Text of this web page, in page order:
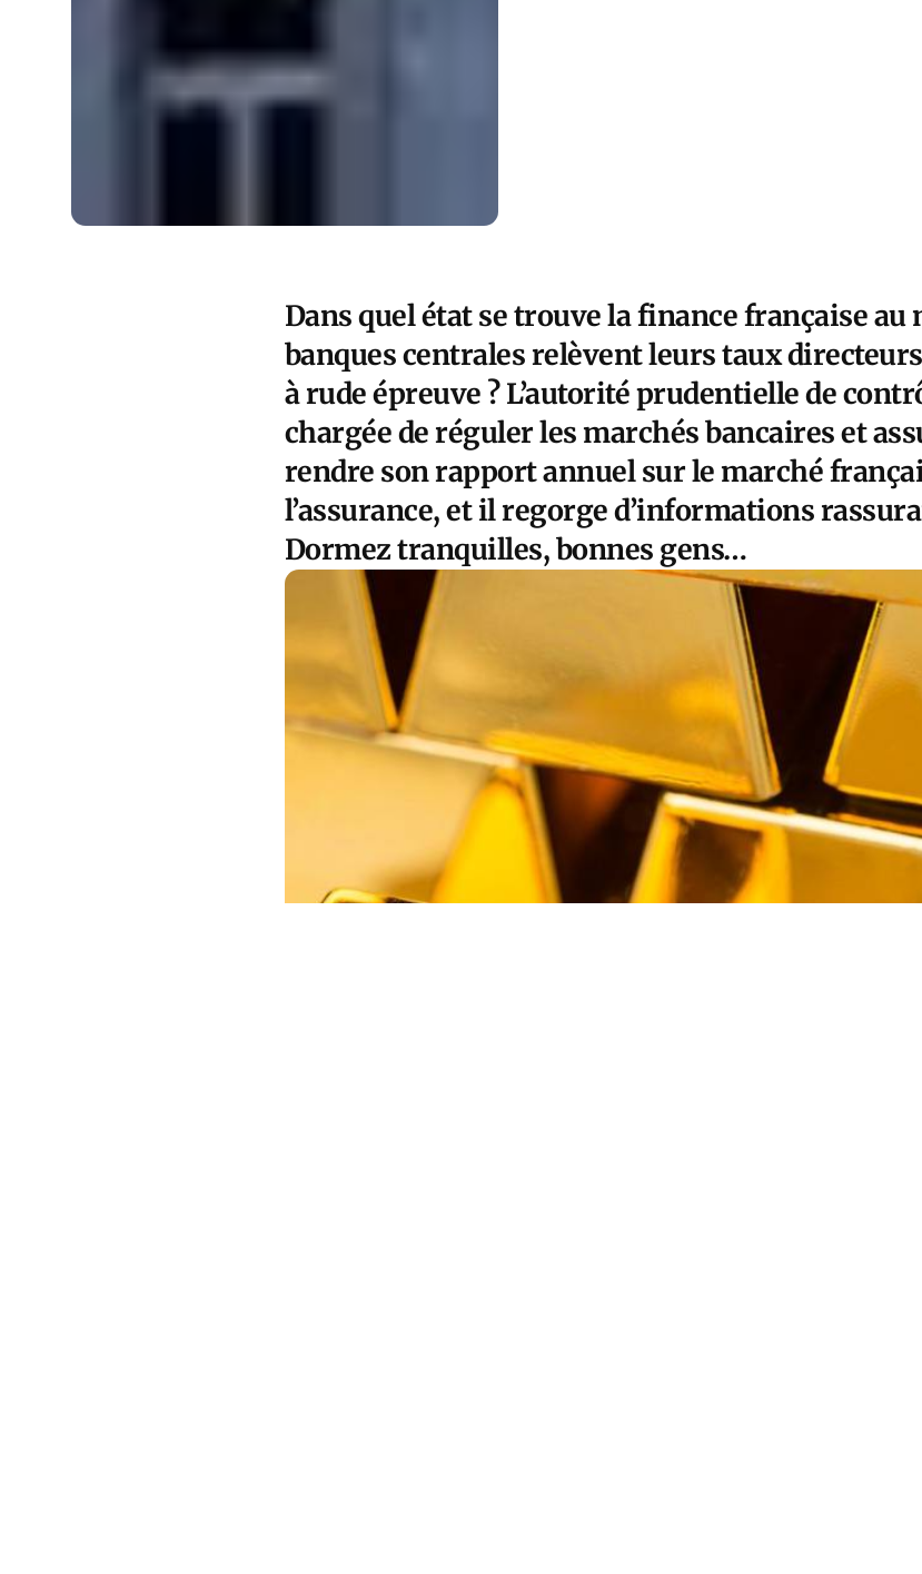
Dans quel état se trouve la finance française au
banques centrales relèvent leurs taux
à rude épreuve ? L’autorité prudentielle de
chargée de réguler les marchés bancaires et
rendre son rapport annuel sur le marché
l’assurance, et il regorge d’informations
Dormez tranquilles, bonnes gens…